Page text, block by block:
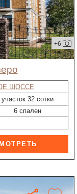
+6
ШОССЕ
участок 32 сотки
6 спален